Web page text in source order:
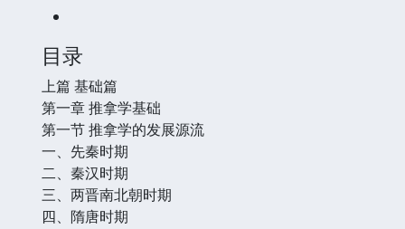
目录
上篇 基础篇
第一章 推拿学基础
第一节 推拿学的发展源流
一、先秦时期
二、秦汉时期
三、两晋南北朝时期
四、隋唐时期